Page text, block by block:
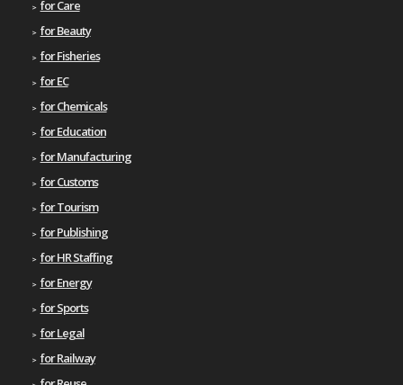
for Care
for Beauty
for Fisheries
for EC
for Chemicals
for Education
for Manufacturing
for Customs
for Tourism
for Publishing
for HR Staffing
for Energy
for Sports
for Legal
for Railway